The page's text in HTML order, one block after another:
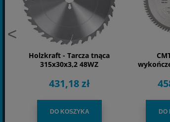
<
Holzkraft - Tarcza tnąca
315x30x3,2 48WZ
431,18 zł
DO KOSZYKA DO